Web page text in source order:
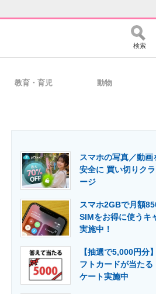
ーのコミュニティ マーケ×ITの今がよ
導入・活用を支援
ーの専門メディア 建設×テクノロジー
検索
教育・育児 動物
スマホの写真／動画
安全に 買い切りク
ージ
スマホ2GBで月額
SIMをお得に使うキ
実施中！
【抽選で5,000円分
フトカードが当たる
ケート実施中